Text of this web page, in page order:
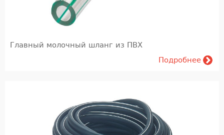
Главный молочный шланг из ПВХ
Подробнее